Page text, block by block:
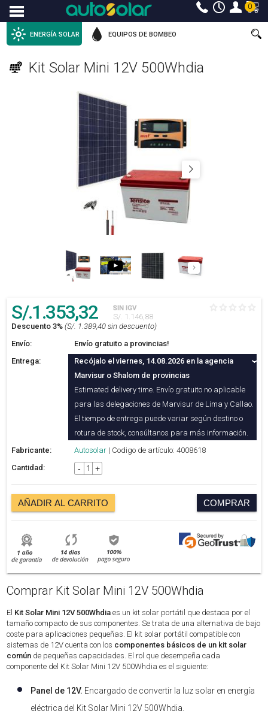
Menu 0
ENERGÍA SOLAR EQUIPOS DE BOMBEO
Kit Solar Mini 12V 500Whdia
S/.1.353,32 SIN IGV
S/. 1.146,88
Descuento 3% (S/. 1.389,40 sin descuento)
Envío:
Envío gratuito a provincias!
Entrega:
Recójalo el viernes, 14.08.2026 en la agencia
Marvisur o Shalom de provincias
Estimated delivery time. Envío gratuito no aplicable
para las delegaciones de Marvisur de Lima y Callao.
El tiempo de entrega puede variar según destino o
rotura de stock, consúltanos para más información.
Fabricante:
Autosolar | Codigo de artículo: 4008618
Cantidad:
- +
AÑADIR AL CARRITO COMPRAR
Comprar Kit Solar Mini 12V 500Whdia
El Kit Solar Mini 12V 500Whdia es un kit solar portátil que destaca por el
tamaño compacto de sus componentes. Se trata de una alternativa de bajo
coste para aplicaciones pequeñas. El kit solar portátil compatible con
sistemas de 12V cuenta con los componentes básicos de un kit solar
común de pequeñas capacidades. El rol que desempeña cada
componente del Kit Solar Mini 12V 500Whdia es el siguiente:
Panel de 12V. Encargado de convertir la luz solar en energía
eléctrica del Kit Solar Mini 12V 500Whdia.